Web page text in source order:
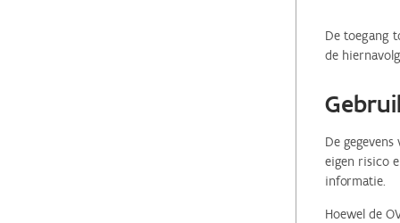
De toegang
de
De
eigen risico
informatie.
Hoewel de